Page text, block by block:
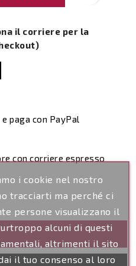
il corriere per la
paga con PayPal
con corriere espresso
i cookie nel nostro
tracciarti ma perché ci
persone visualizzano il
alcuni di questi
altrimenti il sito
il tuo consenso al loro